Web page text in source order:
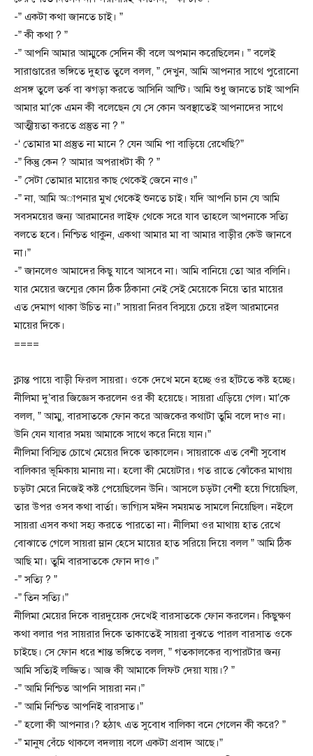
-” একটা কথা জানতে চাই। ”
-” কী কথা ? ”
-” আপনি আমার আম্মুকে সেদিন কী বলে অপমান করেছিলেন। ” বলেই
সারাণ্ডারের ভঙ্গিতে দুহাত তুলে বলল, ” দেখুন, আমি আপনার সাথে পুরোনো
প্রসঙ্গ তুলে তর্ক বা ঝগড়া করতে আসিনি আন্টি। আমি শুধু জানতে চাই আপনি
আমার মা’কে এমন কী বলেছেন যে সে কোন অবস্থাতেই আপনাদের সাথে
আত্মীয়তা করতে প্রস্তুত না ? ”
-‘ তোমার মা প্রস্তুত না মানে ? যেন আমি পা বাড়িয়ে রেখেছি?”
-” কিন্তু কেন ? আমার অপরাধটা কী ? ”
-” সেটা তোমার মায়ের কাছ থেকেই জেনে নাও।”
-” না, আমি অাপনার মুখ থেকেই শুনতে চাই। যদি আপনি চান যে আমি
সবসময়ের জন্য আরমানের লাইফ থেকে সরে যাব তাহলে আপনাকে সত্যি
বলতে হবে। নিশ্চিত থাকুন, একথা আমার মা বা আমার বাড়ীর কেউ জানবে
না।”
-” জানলেও আমাদের কিছু যাবে আসবে না। আমি বানিয়ে তো আর বলিনি।
যার মেয়ের জন্মের কোন ঠিক ঠিকানা নেই সেই মেয়েকে নিয়ে তার মায়ের
এত দেমাগ থাকা উচিত না।” সায়রা নিরব বিস্ময়ে চেয়ে রইল আরমানের
মায়ের দিকে।
====
ক্লান্ত পায়ে বাড়ী ফিরল সায়রা। ওকে দেখে মনে হচ্ছে ওর হাঁটতে কষ্ট হচ্ছে।
নীলিমা দু’বার জিজ্ঞেস করলেন ওর কী হয়েছে। সায়রা এড়িয়ে গেল। মা’কে
বলল, ” আম্মু, বারসাতকে ফোন করে আজকের কথাটা তুমি বলে দাও না।
উনি যেন যাবার সময় আমাকে সাথে করে নিয়ে যান।”
নীলিমা বিস্মিত চোখে মেয়ের দিকে তাকালেন। সায়রাকে এত বেশী সুবোধ
বালিকার ভূমিকায় মানায় না। হলো কী মেয়েটার। গত রাতে ঝোঁকের মাথায়
চড়টা মেরে নিজেই কষ্ট পেয়েছিলেন উনি। আসলে চড়টা বেশী হয়ে গিয়েছিল,
তার উপর ওসব কথা বার্তা। ভাগ্যিস মঈন সময়মত সামলে নিয়েছিল। নইলে
সায়রা এসব কথা সহ্য করতে পারতো না। নীলিমা ওর মাথায় হাত রেখে
বোঝাতে গেলে সায়রা ম্লান হেসে মায়ের হাত সরিয়ে দিয়ে বলল ” আমি ঠিক
আছি মা। তুমি বারসাতকে ফোন দাও।”
-” সত্যি ? ”
-” তিন সত্যি।”
নীলিমা মেয়ের দিকে বারদুয়েক দেখেই বারসাতকে ফোন করলেন। কিছুক্ষণ
কথা বলার পর সায়রার দিকে তাকাতেই সায়রা বুঝতে পারল বারসাত ওকে
চাইছে। সে ফোন ধরে শান্ত ভঙ্গিতে বলল, ” গতকালকের ব্যপারটার জন্য
আমি সত্যিই লজ্জিত। আজ কী আমাকে লিফট দেয়া যায়।? ”
-” আমি নিশ্চিত আপনি সায়রা নন।”
-” আমি নিশ্চিত আপনিই বারসাত।”
-” হলো কী আপনার।? হঠাৎ এত সুবোধ বালিকা বনে গেলেন কী করে? ”
-” মানুষ বেঁচে থাকলে বদলায় বলে একটা প্রবাদ আছে।”